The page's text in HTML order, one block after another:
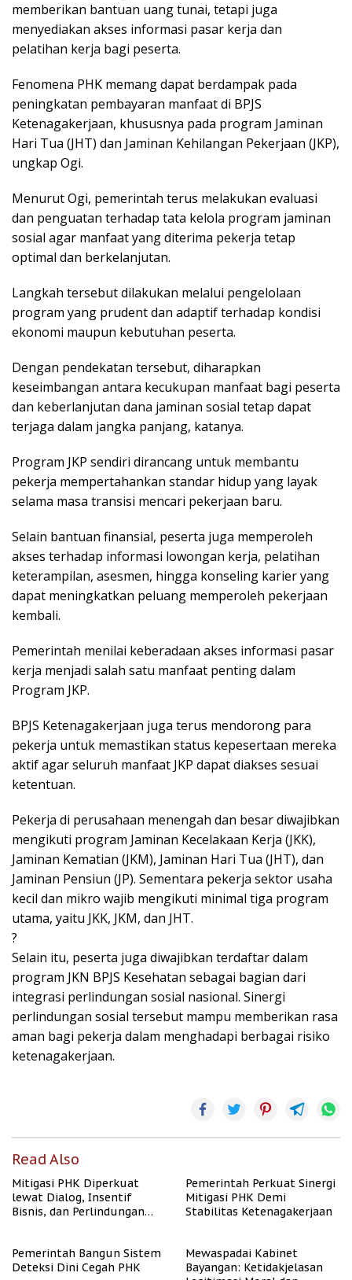
memberikan bantuan uang tunai, tetapi juga
menyediakan akses informasi pasar kerja dan
pelatihan kerja bagi peserta.
Fenomena PHK memang dapat berdampak pada
peningkatan pembayaran manfaat di BPJS
Ketenagakerjaan, khususnya pada program Jaminan
Hari Tua (JHT) dan Jaminan Kehilangan Pekerjaan (JKP),
ungkap Ogi.
Menurut Ogi, pemerintah terus melakukan evaluasi
dan penguatan terhadap tata kelola program jaminan
sosial agar manfaat yang diterima pekerja tetap
optimal dan berkelanjutan.
Langkah tersebut dilakukan melalui pengelolaan
program yang prudent dan adaptif terhadap kondisi
ekonomi maupun kebutuhan peserta.
Dengan pendekatan tersebut, diharapkan
keseimbangan antara kecukupan manfaat bagi peserta
dan keberlanjutan dana jaminan sosial tetap dapat
terjaga dalam jangka panjang, katanya.
Program JKP sendiri dirancang untuk membantu
pekerja mempertahankan standar hidup yang layak
selama masa transisi mencari pekerjaan baru.
Selain bantuan finansial, peserta juga memperoleh
akses terhadap informasi lowongan kerja, pelatihan
keterampilan, asesmen, hingga konseling karier yang
dapat meningkatkan peluang memperoleh pekerjaan
kembali.
Pemerintah menilai keberadaan akses informasi pasar
kerja menjadi salah satu manfaat penting dalam
Program JKP.
BPJS Ketenagakerjaan juga terus mendorong para
pekerja untuk memastikan status kepesertaan mereka
aktif agar seluruh manfaat JKP dapat diakses sesuai
ketentuan.
Pekerja di perusahaan menengah dan besar diwajibkan
mengikuti program Jaminan Kecelakaan Kerja (JKK),
Jaminan Kematian (JKM), Jaminan Hari Tua (JHT), dan
Jaminan Pensiun (JP). Sementara pekerja sektor usaha
kecil dan mikro wajib mengikuti minimal tiga program
utama, yaitu JKK, JKM, dan JHT.
?
Selain itu, peserta juga diwajibkan terdaftar dalam
program JKN BPJS Kesehatan sebagai bagian dari
integrasi perlindungan sosial nasional. Sinergi
perlindungan sosial tersebut mampu memberikan rasa
aman bagi pekerja dalam menghadapi berbagai risiko
ketenagakerjaan.
Read Also
Mitigasi PHK Diperkuat
lewat Dialog, Insentif
Bisnis, dan Perlindungan
Pemerintah Perkuat Sinergi
Mitigasi PHK Demi
Stabilitas Ketenagakerjaan
Pemerintah Bangun Sistem
Deteksi Dini Cegah PHK
Mewaspadai Kabinet
Bayangan: Ketidakjelasan